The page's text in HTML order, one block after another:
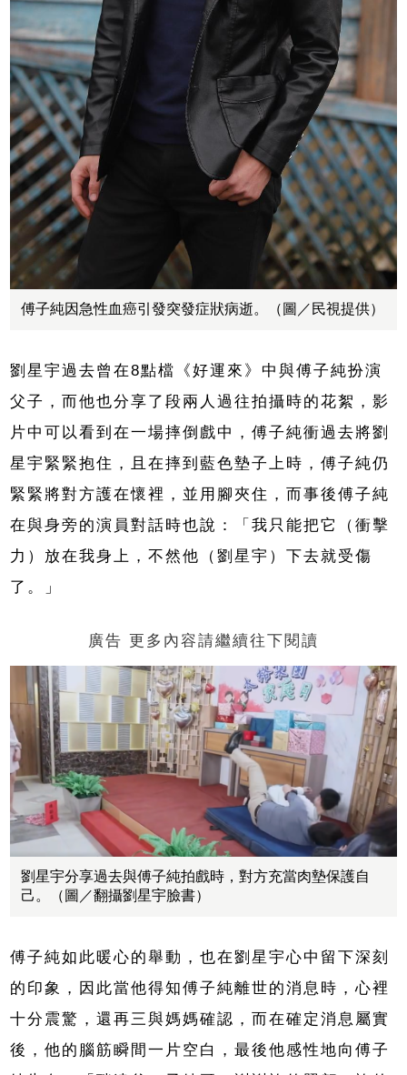
傅子純因急性血癌引發突發症狀病逝。（圖／民視提供）
劉星宇過去曾在8點檔《好運來》中與傅子純扮演
父子，而他也分享了段兩人過往拍攝時的花絮，影
片中可以看到在一場摔倒戲中，傅子純衝過去將劉
星宇緊緊抱住，且在摔到藍色墊子上時，傅子純仍
緊緊將對方護在懷裡，並用腳夾住，而事後傅子純
在與身旁的演員對話時也說：「我只能把它（衝擊
力）放在我身上，不然他（劉星宇）下去就受傷
了。」
廣告 更多內容請繼續往下閱讀
劉星宇分享過去與傅子純拍戲時，對方充當肉墊保護自
己。（圖／翻攝劉星宇臉書）
傅子純如此暖心的舉動，也在劉星宇心中留下深刻
的印象，因此當他得知傅子純離世的消息時，心裡
十分震驚，還再三與媽媽確認，而在確定消息屬實
後，他的腦筋瞬間一片空白，最後他感性地向傅子